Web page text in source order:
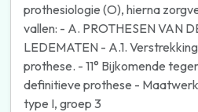
prothesiologie (O), hierna
vallen: - A. PROTHESEN VAN
LEDEMATEN - A.1.
prothese. - 11° Bijkomende
definitieve prothese -
type I, groep 3